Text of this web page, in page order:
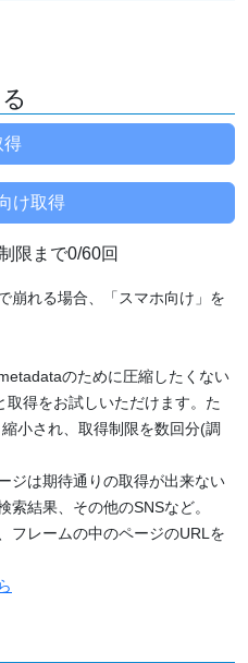
限まで0/60回
崩れる場合、「スマホ向け」を
のために圧縮したくない
得をお試しいただけます。た
小され、取得制限を数回分(調
ジは期待通りの取得が出来ない
結果、その他のSNSなど。
フレームの中のページのURLを